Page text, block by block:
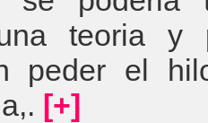
teoria y
peder el
[+]